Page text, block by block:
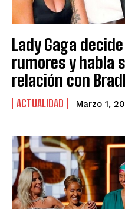
Lady Gaga
rumores y habla
relación con
ACTUALIDAD Marzo 1,